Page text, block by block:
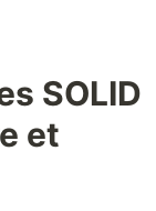
SOLID
et